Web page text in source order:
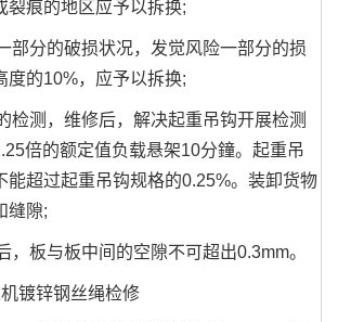
裂痕的地区应予以拆换;
分的破损状况，发觉风险一部分的损
度的10%，应予以拆换;
测，维修后，解决起重吊钩开展检测
倍的额定值负载悬架10分鐘。起重吊
能超过起重吊钩规格的0.25%。装卸货物
缝隙;
板与板中间的空隙不可超出0.3mm。
锌钢丝绳检修